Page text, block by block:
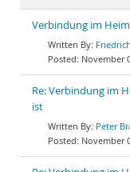
Verbindung im
November
Re: Verbindung im
ist
Peter
November